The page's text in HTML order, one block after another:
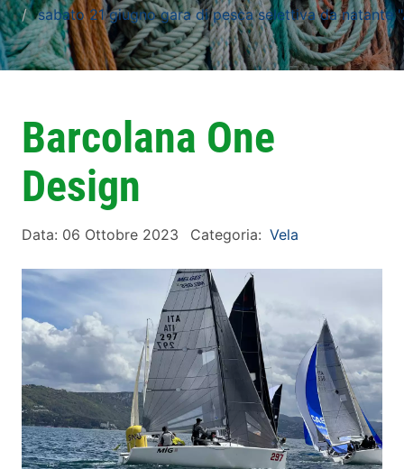
sabato 21 giugno gara di pesca selettiva da natante
Barcolana One
Design
Data: 06 Ottobre 2023 Categoria: Vela